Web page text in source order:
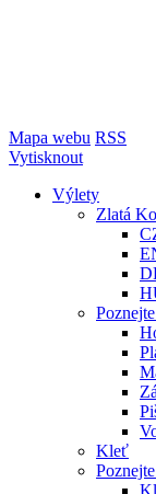
Mapa webu RSS
Vytisknout
Výlety
Zlatá
Kleť